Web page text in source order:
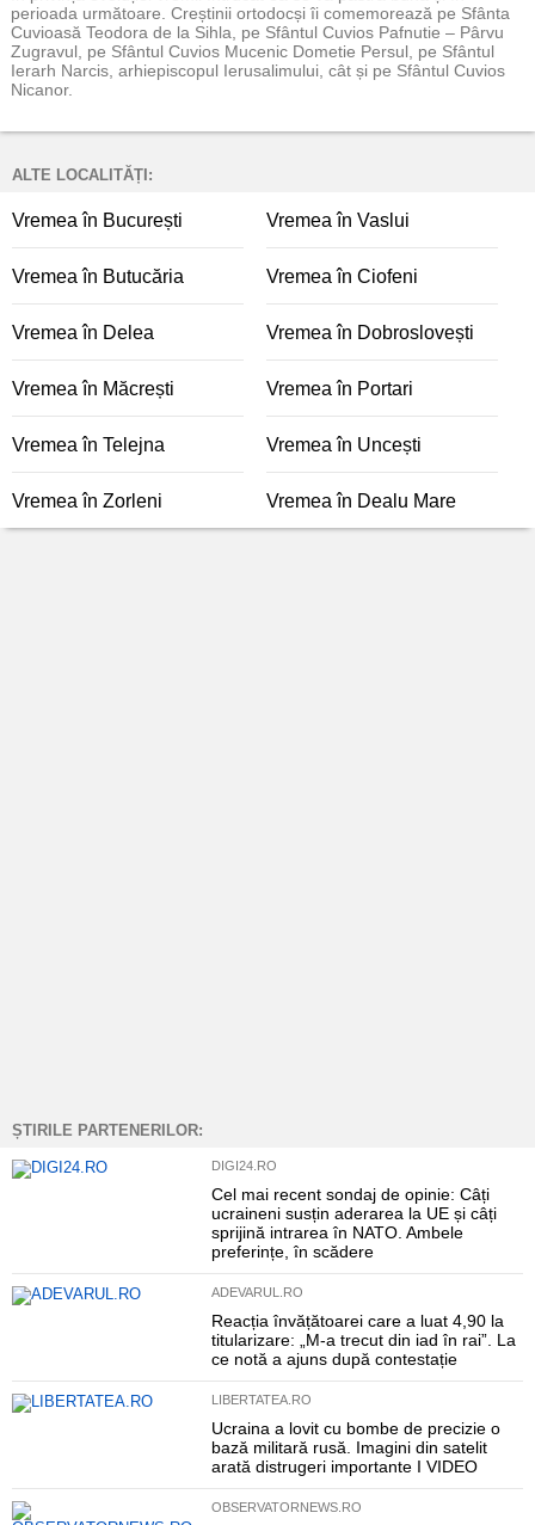
perioada următoare. Creștinii ortodocși îi comemorează pe Sfânta
Cuvioasă Teodora de la Sihla, pe Sfântul Cuvios Pafnutie – Pârvu
Zugravul, pe Sfântul Cuvios Mucenic Dometie Persul, pe Sfântul
Ierarh Narcis, arhiepiscopul Ierusalimului, cât și pe Sfântul Cuvios
Nicanor.
ALTE LOCALITĂȚI:
Vremea în București Vremea în Vaslui
Vremea în Butucăria Vremea în Ciofeni
Vremea în Delea Vremea în Dobroslovești
Vremea în Măcrești Vremea în Portari
Vremea în Telejna Vremea în Uncești
Vremea în Zorleni Vremea în Dealu Mare
ȘTIRILE PARTENERILOR:
DIGI24.RO
Cel mai recent sondaj de opinie: Câți
ucraineni susțin aderarea la UE și câți
sprijină intrarea în NATO. Ambele
preferințe, în scădere
ADEVARUL.RO
Reacția învățătoarei care a luat 4,90 la
titularizare: „M-a trecut din iad în rai”. La
ce notă a ajuns după contestație
LIBERTATEA.RO
Ucraina a lovit cu bombe de precizie o
bază militară rusă. Imagini din satelit
arată distrugeri importante I VIDEO
OBSERVATORNEWS.RO